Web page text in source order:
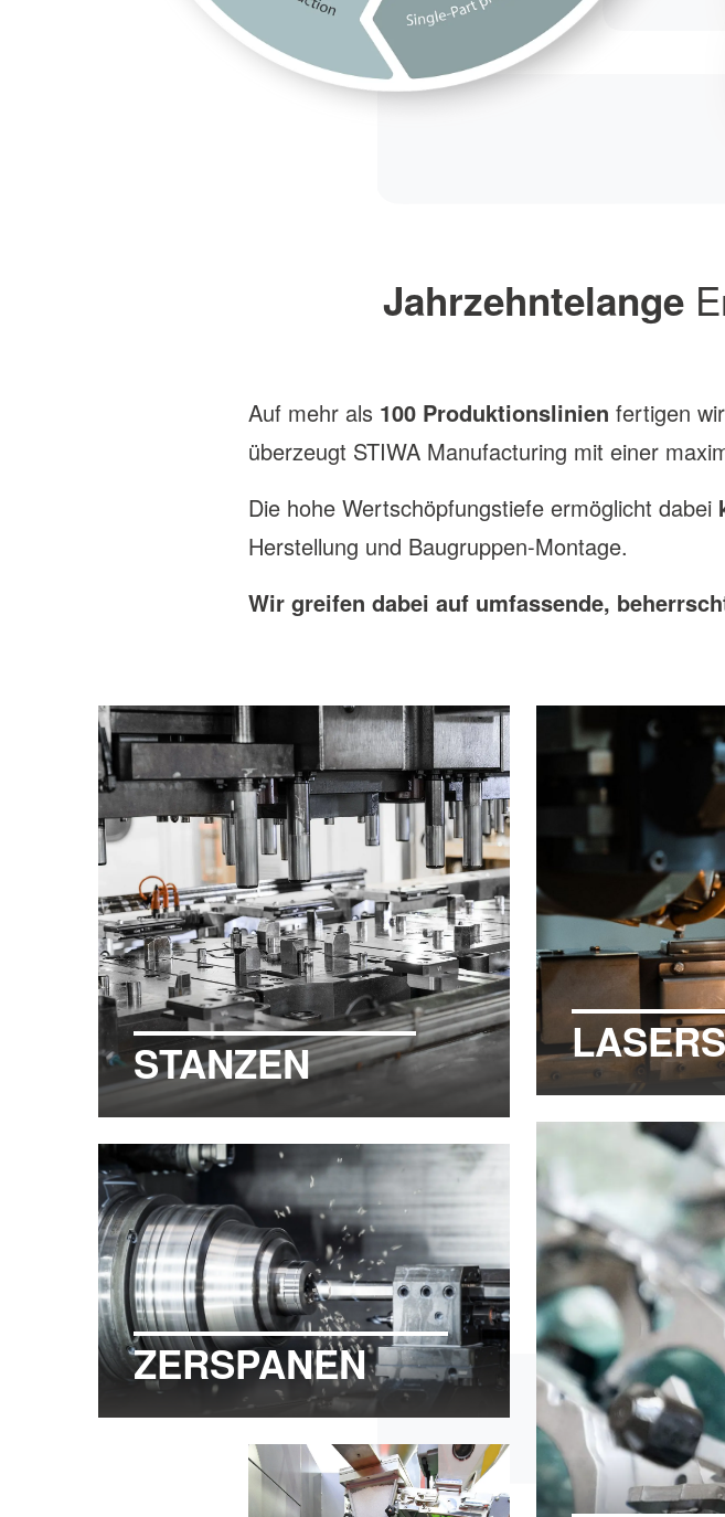
Jahrzehntelange
Auf mehr als 100 Produktionslinien fertigen
überzeugt STIWA Manufacturing mit einer
Die hohe Wertschöpfungstiefe ermöglicht dabei
Herstellung und Baugruppen-Montage.
Wir greifen dabei auf umfassende,
STANZEN
ZERSPANEN